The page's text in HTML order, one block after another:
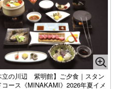
立の川辺 紫明館】ご夕食｜スタン
コース《MINAKAMI》2026年夏イメ